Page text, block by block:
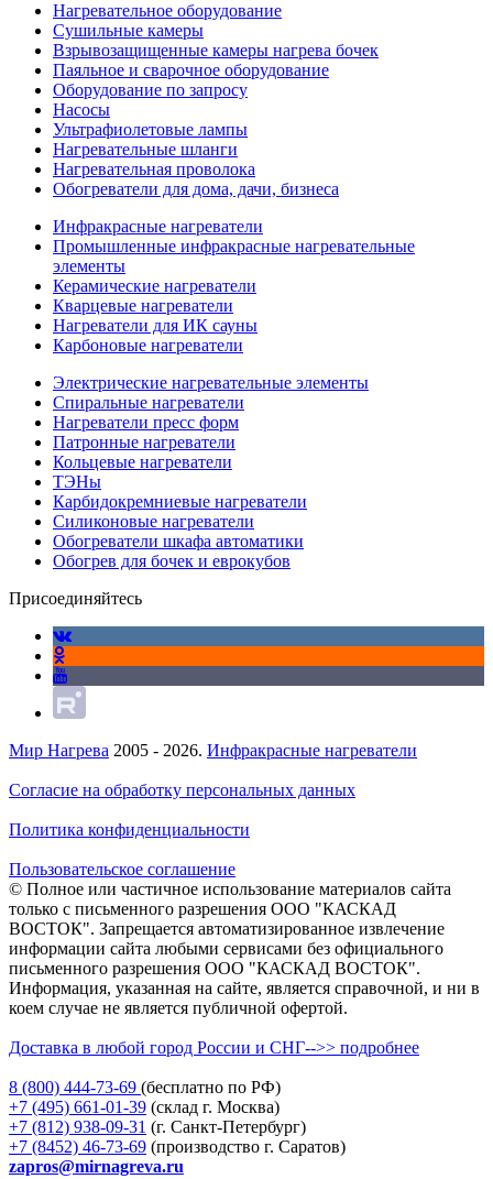
Нагревательное оборудование
Сушильные камеры
Взрывозащищенные камеры нагрева бочек
Паяльное и сварочное оборудование
Оборудование по запросу
Насосы
Ультрафиолетовые лампы
Нагревательные шланги
Нагревательная проволока
Обогреватели для дома, дачи, бизнеса
Инфракрасные нагреватели
Промышленные инфракрасные нагревательные
элементы
Керамические нагреватели
Кварцевые нагреватели
Нагреватели для ИК сауны
Карбоновые нагреватели
Электрические нагревательные элементы
Спиральные нагреватели
Нагреватели пресс форм
Патронные нагреватели
Кольцевые нагреватели
ТЭНы
Карбидокремниевые нагреватели
Силиконовые нагреватели
Обогреватели шкафа автоматики
Обогрев для бочек и еврокубов
Присоединяйтесь
Мир Нагрева 2005 - 2026. Инфракрасные нагреватели
Согласие на обработку персональных данных
Политика конфиденциальности
Пользовательское соглашение
© Полное или частичное использование материалов сайта
только с письменного разрешения ООО "КАСКАД
ВОСТОК". Запрещается автоматизированное извлечение
информации сайта любыми сервисами без официального
письменного разрешения ООО "КАСКАД ВОСТОК".
Информация, указанная на сайте, является справочной, и ни в
коем случае не является публичной офертой.
Доставка в любой город России и СНГ-->> подробнее
8 (800) 444-73-69 (бесплатно по РФ)
+7 (495) 661-01-39 (склад г. Москва)
+7 (812) 938-09-31 (г. Санкт-Петербург)
+7 (8452) 46-73-69 (производство г. Саратов)
zapros@mirnagreva.ru